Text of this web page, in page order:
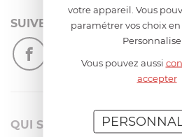
SUIVEZ-NOUS
QUI SOMMES-NOUS?
votre appareil. Vous
paramétrer vos choix
Vous pouvez aussi
accepter